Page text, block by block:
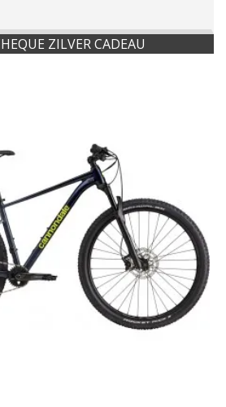
ZILVER CADEAU